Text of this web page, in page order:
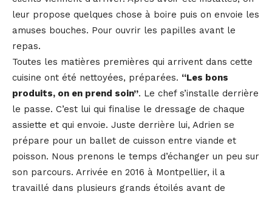
leur propose quelques chose à boire puis on envoie les
amuses bouches. Pour ouvrir les papilles avant le
repas.
Toutes les matières premières qui arrivent dans cette
cuisine ont été nettoyées, préparées. “Les bons
produits, on en prend soin”. Le chef s’installe derrière
le passe. C’est lui qui finalise le dressage de chaque
assiette et qui envoie. Juste derrière lui, Adrien se
prépare pour un ballet de cuisson entre viande et
poisson. Nous prenons le temps d’échanger un peu sur
son parcours. Arrivée en 2016 à Montpellier, il a
travaillé dans plusieurs grands étoilés avant de